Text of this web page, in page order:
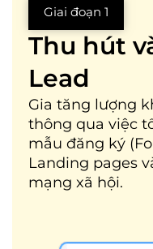
Giai đoạn 1
Thu hút
Lead
Gia tăng lượng
thông qua việc
mẫu đăng ký
Landing pages
mạng xã hội.